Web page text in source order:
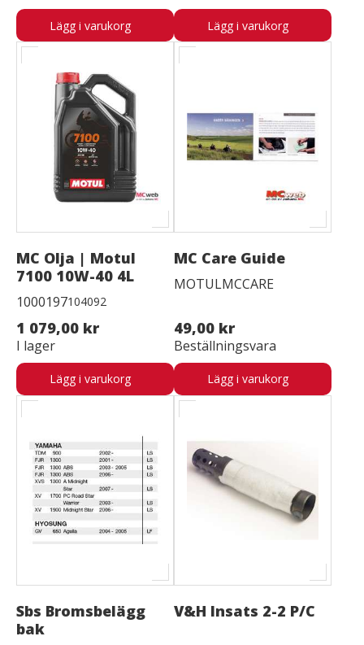
Lägg i varukorg Lägg i varukorg
MC Olja | Motul
7100 10W-40 4L
1000197104092
1 079,00 kr
I lager
Lägg i varukorg
MC Care Guide
MOTULMCCARE
49,00 kr
Beställningsvara
Lägg i varukorg
Sbs Bromsbelägg
bak
V&H Insats 2-2 P/C